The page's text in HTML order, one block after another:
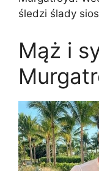
śledzi ślady
Mąż i